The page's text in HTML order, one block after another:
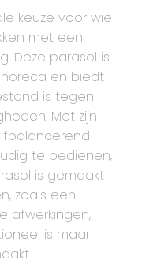
keuze voor wie
met een
Deze parasol is
en biedt
is tegen
Met zijn
te bedienen,
is gemaakt
zoals een
afwerkingen,
is maar